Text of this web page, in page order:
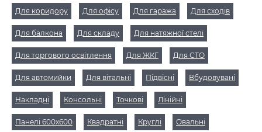
Для коридору Для офісу Для гаража Для сходів
Для балкона Для складу Для натяжної стелі
Для торгового освітлення Для ЖКГ Для СТО
Для автомийки Для вітальні Підвісні Вбудовувані
Накладні Консольні Точкові Лінійні
Панелі 600х600 Квадратні Круглі Овальні